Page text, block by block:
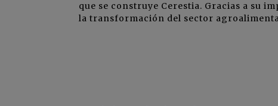
que se construye Cerestia. Gracias a su
la transformación del sector